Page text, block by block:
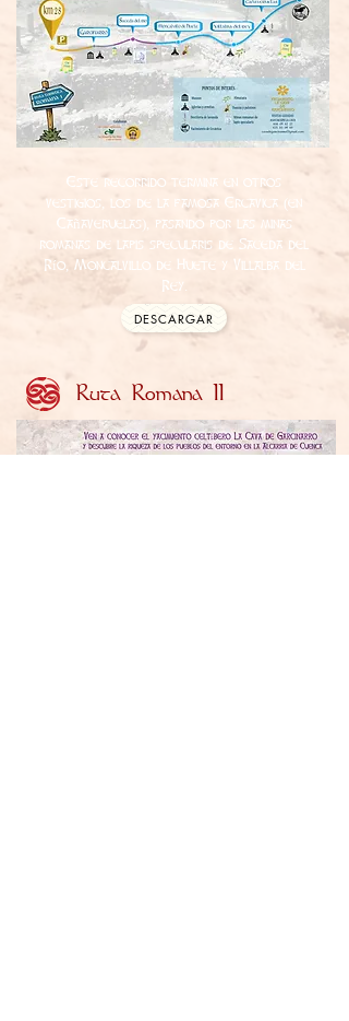
Este recorrido termina en otros
vestigios, los de la famosa Ercávica (en
Cañaveruelas), pasando por las minas
romanas de lapis specularis de Saceda del
Río, Moncalvillo de Huete y Villalba del
Rey.
DESCARGAR
Ruta Romana II